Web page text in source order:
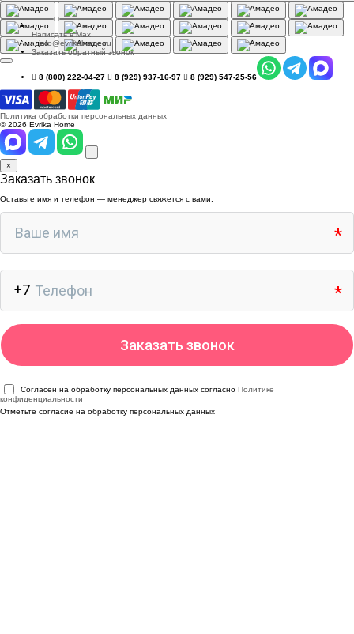
Написать в Max
info@evrikahome.ru
Заказать обратный звонок
8 (800) 222-04-27 8 (929) 937-16-97 8 (929) 547-25-56
Политика обработки персональных данных
© 2026 Evrika Home
×
Заказать звонок
Оставьте имя и телефон — менеджер свяжется с вами.
Согласен на обработку персональных данных согласно Политике
конфиденциальности
Отметьте согласие на обработку персональных данных